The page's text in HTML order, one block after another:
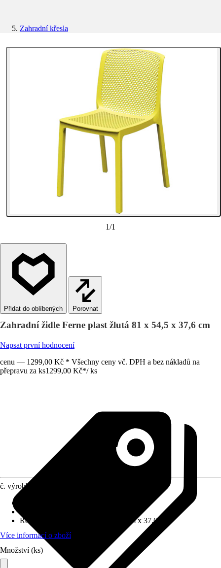
Zahradní křesla
1/1
Porovnat
Zahradní židle Ferne plast žlutá 81 x 54,5 x 37,6 cm
Napsat první hodnocení
cenu — 1299,00 Kč * Všechny ceny vč. DPH a bez nákladů na
přepravu za ks1299,00 Kč*/ ks
č. výrobku
Rozměry (ŠxVxH)
54.5 cm x 81 cm x 37.6 cm
Více informací o zboží
Množství (ks)